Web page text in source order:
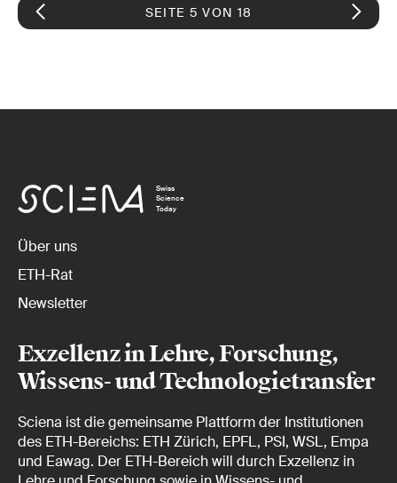
SEITE 5 VON 18
Swiss
Science
Today
Über uns
ETH-Rat
Newsletter
Exzellenz in Lehre, Forschung,
Wissens- und Technologietransfer
Sciena ist die gemeinsame Plattform der Institutionen
des ETH-Bereichs: ETH Zürich, EPFL, PSI, WSL, Empa
und Eawag. Der ETH-Bereich will durch Exzellenz in